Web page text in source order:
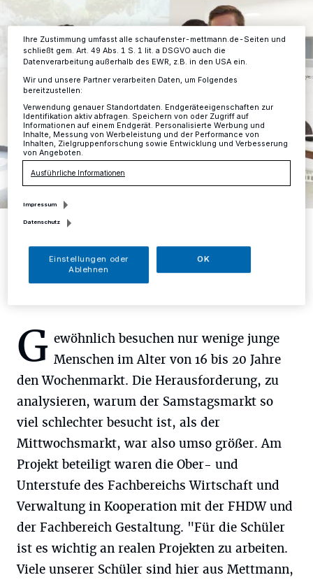
Vier der beteiligten Schüler des Berufskollegs Neandertal: Doan
Foto: RG
G ewöhnlich besuchen nur wenige junge
Menschen im Alter von 16 bis 20 Jahre
den Wochenmarkt. Die Herausforderung, zu
analysieren, warum der Samstagsmarkt so
viel schlechter besucht ist, als der
Mittwochsmarkt, war also umso größer. Am
Projekt beteiligt waren die Ober- und
Unterstufe des Fachbereichs Wirtschaft und
Verwaltung in Kooperation mit der FHDW und
der Fachbereich Gestaltung. "Für die Schüler
ist es wichtig an realen Projekten zu arbeiten.
Viele unserer Schüler sind hier aus Mettmann,
Ihre Einstellungen gelten innerhalb unseres Website. Weitere
Informationen finden Sie in unserer Datenschutzerklärung.
Ihre Zustimmung umfasst alle schaufenster-mettmann.de-Seiten und
schließt gem. Art. 49 Abs. 1 S. 1 lit. a DSGVO auch die
Datenverarbeitung außerhalb des EWR, z.B. in den USA ein.
Wir und unsere Partner verarbeiten Daten, um Folgendes
bereitzustellen:
Verwendung genauer Standortdaten. Endgeräteeigenschaften zur
Identifikation aktiv abfragen. Speichern von oder Zugriff auf
Informationen auf einem Endgerät. Personalisierte Werbung und
Inhalte, Messung von Werbeleistung und der Performance von
Inhalten, Zielgruppenforschung sowie Entwicklung und Verbesserung
von Angeboten.
Ausführliche Informationen
Impressum
Datenschutz
Einstellungen oder
Ablehnen
OK